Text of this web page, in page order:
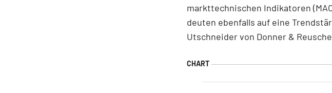
markttechnischen Indikatoren
deuten ebenfalls auf eine
Utschneider von Donner &